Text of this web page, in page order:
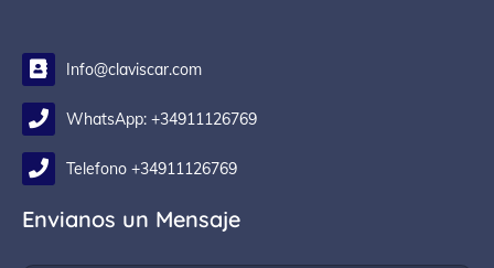
Info@claviscar.com
WhatsApp: +34911126769
Telefono +34911126769
Envianos un Mensaje